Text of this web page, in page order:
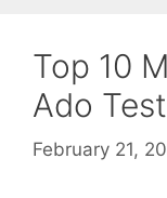
Top 10
Ado
February 21,